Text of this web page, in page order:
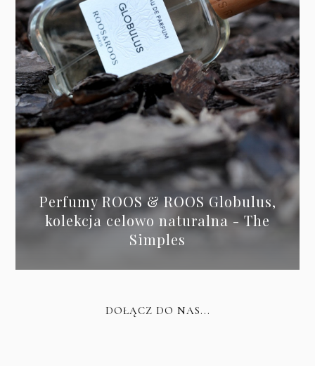
Perfumy ROOS & ROOS Globulus,
kolekcja celowo naturalna - The
Simples
DOŁĄCZ DO NAS...